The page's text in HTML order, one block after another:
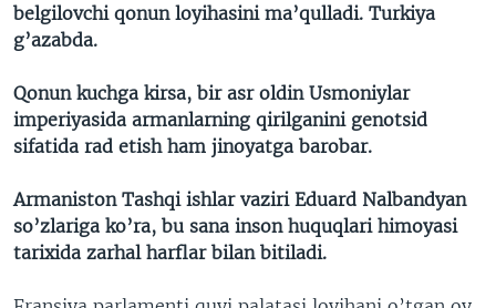
belgilovchi qonun loyihasini ma’qulladi. Turkiya
g’azabda.
Qonun kuchga kirsa, bir asr oldin Usmoniylar
imperiyasida armanlarning qirilganini genotsid
sifatida rad etish ham jinoyatga barobar.
Armaniston Tashqi ishlar vaziri Eduard Nalbandyan
so’zlariga ko’ra, bu sana inson huquqlari himoyasi
tarixida zarhal harflar bilan bitiladi.